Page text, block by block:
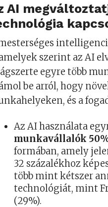
AI
szerint az AI
egyre több
be arról, hogy
és a
Az AI használata
munkavállalók
formában, amely
32 százalékhoz
több mint kétszer
technológiát, mint
(29%).